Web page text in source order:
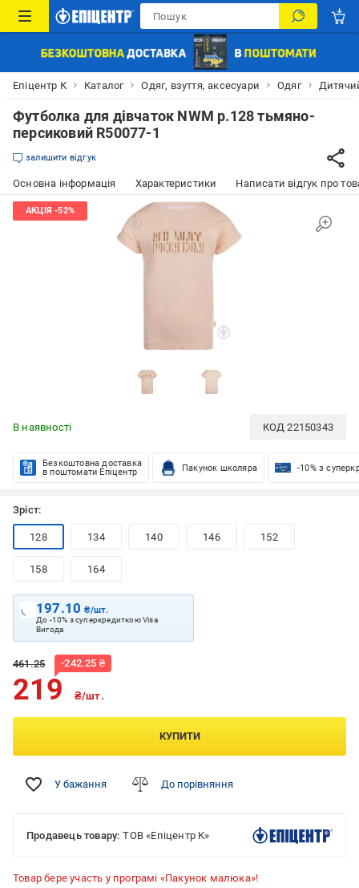
Епіцентр К Каталог Одяг, взуття, аксесуари Одяг
Футболка для дівчаток NWM р.128 тьмяно-
персиковий R50077-1
залишити відгук
Основна інформація Характеристики Написати відгук про
В наявності КОД22150343
Безкоштовна доставка
в поштомати Епіцентр
Пакунок школяра -10% з
Зріст:
128 134 140 146 152
158 164
197.10₴/шт.
До -10% з суперкредиткою Visa
Вигода
461.25 -242.25 ₴
219 ₴/шт.
КУПИТИ
У бажання До порівняння
Продавець товару: ТОВ «Епіцентр К»
Товар бере участь у програмі «Пакунок малюка»!